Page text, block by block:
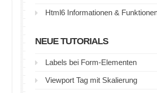
Html6 Informationen &
NEUE TUTORIALS
Labels bei Form-Elementen
Viewport Tag mit Skalierung